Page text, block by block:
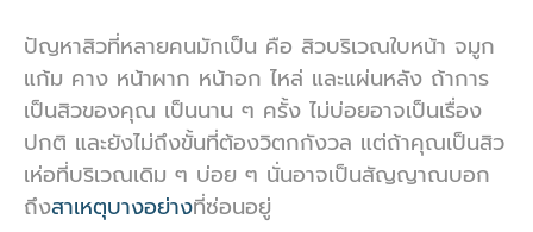
ปัญหาสิวที่หลายคนมักเป็น คือ สิวบริเวณใบหน้า จมูก
แก้ม คาง หน้าผาก หน้าอก ไหล่ และแผ่นหลัง ถ้าการ
เป็นสิวของคุณ เป็นนาน ๆ ครั้ง ไม่บ่อยอาจเป็นเรื่อง
ปกติ และยังไม่ถึงขั้นที่ต้องวิตกกังวล แต่ถ้าคุณเป็นสิว
เห่อที่บริเวณเดิม ๆ บ่อย ๆ นั่นอาจเป็นสัญญาณบอก
ถึงสาเหตุบางอย่างที่ซ่อนอยู่